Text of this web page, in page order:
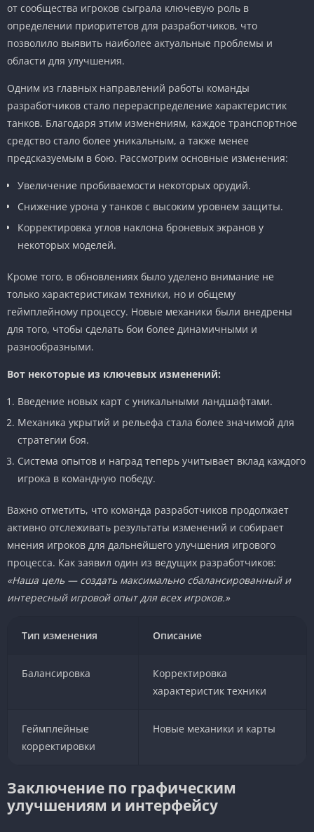
от сообщества игроков сыграла ключевую роль в
определении приоритетов для разработчиков, что
позволило выявить наиболее актуальные проблемы и
области для улучшения.
Одним из главных направлений работы команды
разработчиков стало перераспределение характеристик
танков. Благодаря этим изменениям, каждое транспортное
средство стало более уникальным, а также менее
предсказуемым в бою. Рассмотрим основные изменения:
Увеличение пробиваемости некоторых орудий.
Снижение урона у танков с высоким уровнем защиты.
Корректировка углов наклона броневых экранов у
некоторых моделей.
Кроме того, в обновлениях было уделено внимание не
только характеристикам техники, но и общему
геймплейному процессу. Новые механики были внедрены
для того, чтобы сделать бои более динамичными и
разнообразными.
Вот некоторые из ключевых изменений:
Введение новых карт с уникальными ландшафтами.
Механика укрытий и рельефа стала более значимой для
стратегии боя.
Система опытов и наград теперь учитывает вклад каждого
игрока в командную победу.
Важно отметить, что команда разработчиков продолжает
активно отслеживать результаты изменений и собирает
мнения игроков для дальнейшего улучшения игрового
процесса. Как заявил один из ведущих разработчиков:
«Наша цель — создать максимально сбалансированный и
интересный игровой опыт для всех игроков.»
Тип изменения Описание
Балансировка
Корректировка
характеристик техники
Геймплейные
корректировки
Новые механики и карты
Заключение по графическим
улучшениям и интерфейсу